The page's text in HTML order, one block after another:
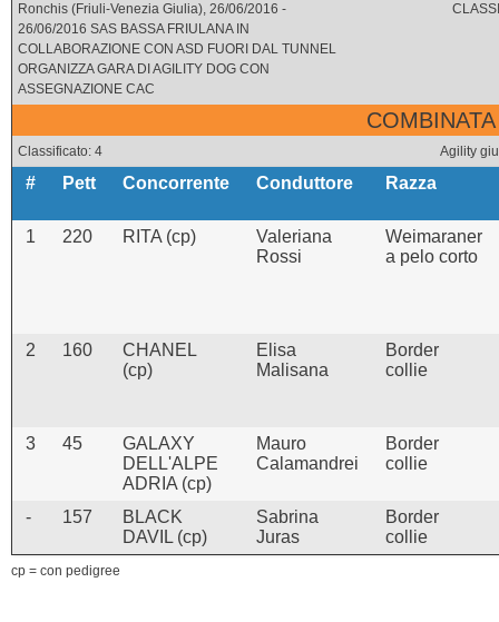
Ronchis (Friuli-Venezia Giulia), 26/06/2016 -
26/06/2016 SAS BASSA FRIULANA IN
COLLABORAZIONE CON ASD FUORI DAL TUNNEL
ORGANIZZA GARA DI AGILITY DOG CON
ASSEGNAZIONE CAC
Classificato: 4 Agility
# Pett Concorrente Conduttore Razza
1 220 RITA (cp)
Valeriana
Rossi
Weimaraner
a pelo corto
2 160
CHANEL
(cp)
Elisa
Malisana
Border
collie
3 45
GALAXY
DELL'ALPE
ADRIA (cp)
Mauro
Calamandrei
Border
collie
- 157
BLACK
DAVIL (cp)
Sabrina
Juras
Border
collie
cp = con pedigree